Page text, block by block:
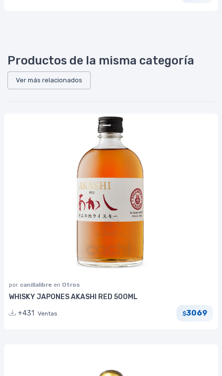
Productos de la misma categoría
Ver más relacionados
por canillalibre en Otros
WHISKY JAPONES AKASHI RED 500ML
+431
Ventas $3069